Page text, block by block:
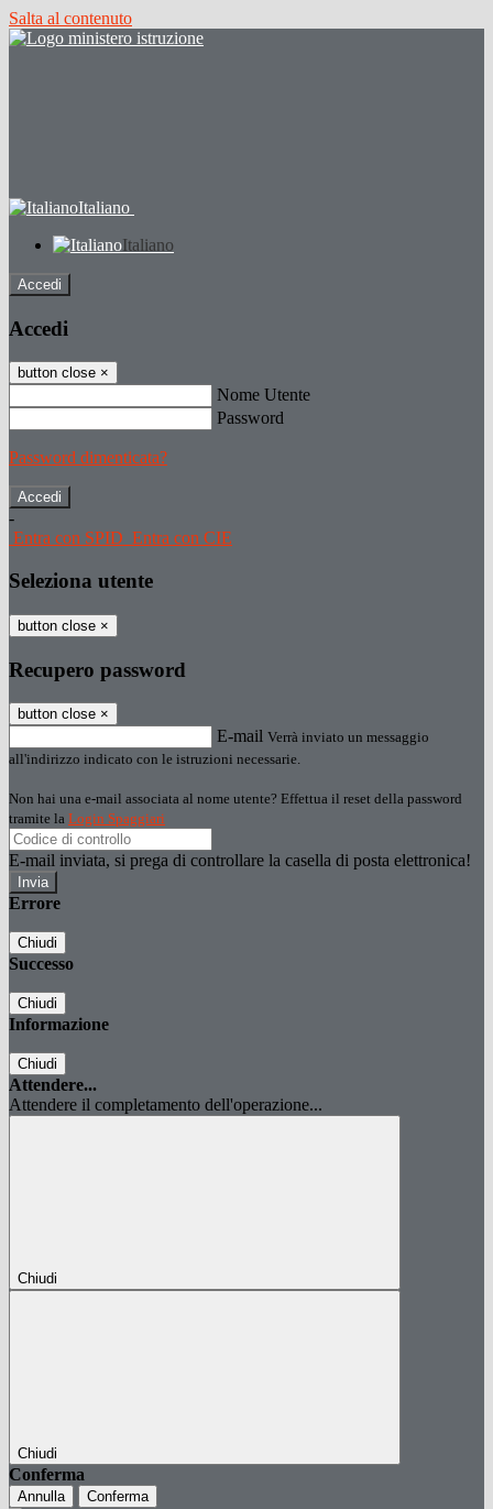
Salta al contenuto
Italiano
Italiano
Accedi
Accedi
button close ×
Nome Utente
Password
Password dimenticata?
-
Entra con SPID Entra con CIE
Seleziona utente
button close ×
Recupero password
button close ×
E-mail Verrà inviato un messaggio
all'indirizzo indicato con le istruzioni necessarie.
Non hai una e-mail associata al nome utente? Effettua il reset della password
tramite la Login Spaggiari
E-mail inviata, si prega di controllare la casella di posta elettronica!
Errore
Chiudi
Successo
Chiudi
Informazione
Chiudi
Attendere...
Attendere il completamento dell'operazione...
Chiudi
Chiudi
Conferma
Annulla Conferma